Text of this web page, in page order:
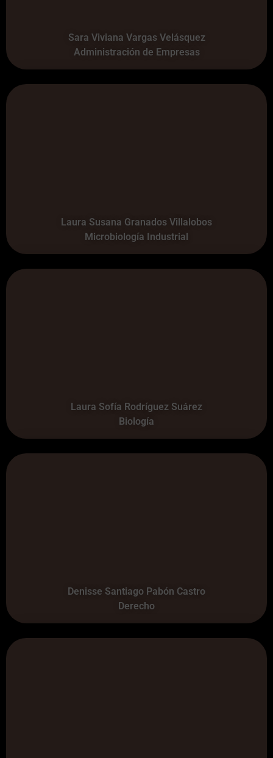
Sara Viviana Vargas Velásquez
Administración de Empresas
Laura Susana Granados Villalobos
Microbiología Industrial
Laura Sofía Rodríguez Suárez
Biología
Denisse Santiago Pabón Castro
Derecho